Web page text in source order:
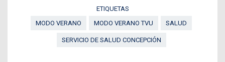
ETIQUETAS
MODO VERANO
MODO VERANO TVU SALUD
SERVICIO DE SALUD CONCEPCIÓN